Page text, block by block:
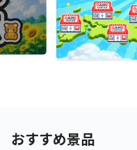
おすすめ景品